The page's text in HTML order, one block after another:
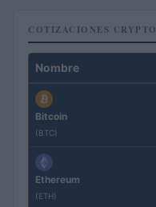
COTIZACIONES CRYPTO
Nombre
Bitcoin
(BTC)
Ethereum
(ETH)